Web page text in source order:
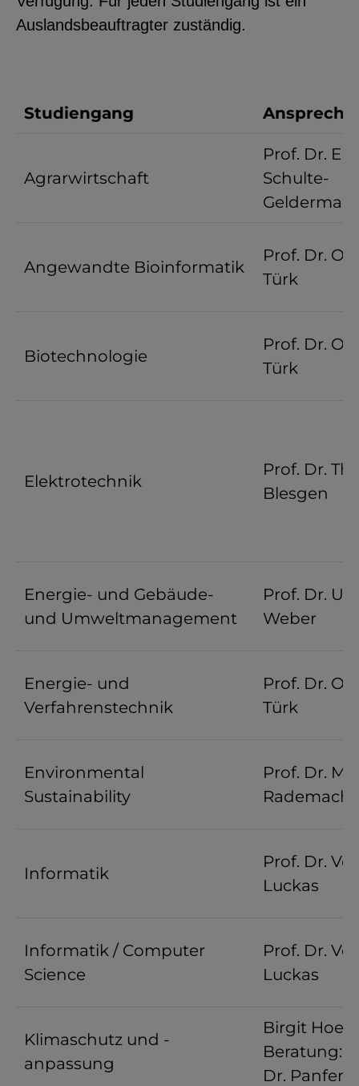
Auslandsbeauftragter zuständig.
Studiengang
Agrarwirtschaft
Prof. Dr.
Schulte-
Angewandte Bioinformatik
Prof. Dr.
Türk
Biotechnologie
Prof. Dr.
Türk
Elektrotechnik
Prof. Dr.
Blesgen
Energie- und Gebäude-
und Umweltmanagement
Prof. Dr.
Weber
Energie- und
Verfahrenstechnik
Prof. Dr.
Türk
Environmental
Sustainability
Prof. Dr.
Informatik
Prof. Dr.
Luckas
Informatik / Computer
Science
Prof. Dr.
Luckas
Klimaschutz und -
anpassung
Birgit
Beratung:
Dr.